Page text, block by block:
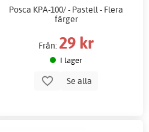
Posca KPA-100/ - Pastell - Flera
färger
Från: 29 kr
I lager
Se alla